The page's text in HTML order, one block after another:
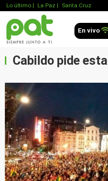
Lo último | La Paz | Santa Cruz
En vivo
Cabildo pide